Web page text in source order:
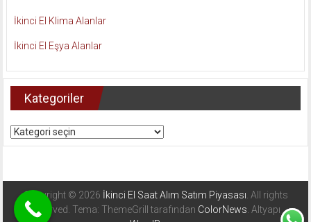
İkinci El Klima Alanlar
İkinci El Eşya Alanlar
Kategoriler
Kategoriler
Copyright © 2026 İkinci El Saat Alım Satım Piyasası. All rights
reserved. Tema: ThemeGrill tarafından ColorNews. Altyapı